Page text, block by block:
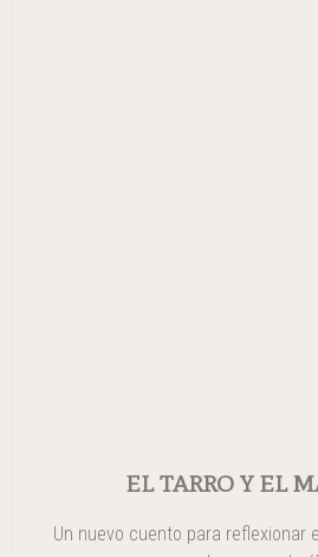
EL TARRO Y EL
Un nuevo cuento para reflexionar